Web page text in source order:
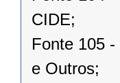
CIDE;
Fonte 105
e Outros;